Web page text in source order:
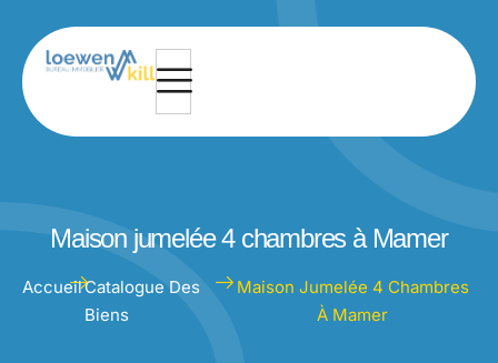
Maison jumelée 4 chambres à Mamer
AccueilCatalogue Des
Biens
Maison Jumelée 4 Chambres
À Mamer